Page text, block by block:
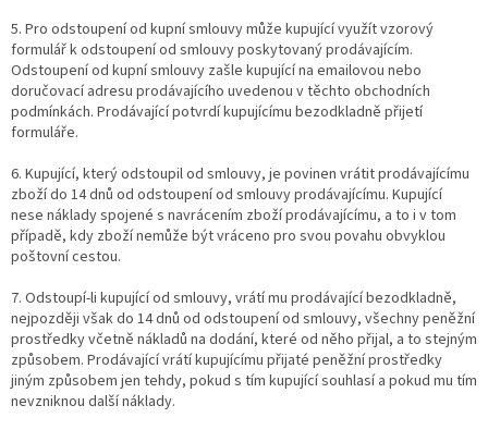
5. Pro odstoupení od kupní smlouvy může kupující využít vzorový
formulář k odstoupení od smlouvy poskytovaný prodávajícím.
Odstoupení od kupní smlouvy zašle kupující na emailovou nebo
doručovací adresu prodávajícího uvedenou v těchto obchodních
podmínkách. Prodávající potvrdí kupujícímu bezodkladně přijetí
formuláře.
6. Kupující, který odstoupil od smlouvy, je povinen vrátit prodávajícímu
zboží do 14 dnů od odstoupení od smlouvy prodávajícímu. Kupující
nese náklady spojené s navrácením zboží prodávajícímu, a to i v tom
případě, kdy zboží nemůže být vráceno pro svou povahu obvyklou
poštovní cestou.
7. Odstoupí-li kupující od smlouvy, vrátí mu prodávající bezodkladně,
nejpozději však do 14 dnů od odstoupení od smlouvy, všechny peněžní
prostředky včetně nákladů na dodání, které od něho přijal, a to stejným
způsobem. Prodávající vrátí kupujícímu přijaté peněžní prostředky
jiným způsobem jen tehdy, pokud s tím kupující souhlasí a pokud mu tím
nevzniknou další náklady.